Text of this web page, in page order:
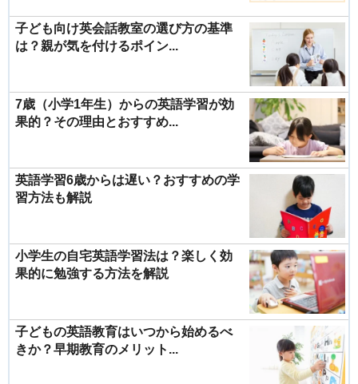
子ども向け英会話教室の選び方の基準
は？親が気を付けるポイン...
7歳（小学1年生）からの英語学習が効
果的？その理由とおすすめ...
英語学習6歳からは遅い？おすすめの学
習方法も解説
小学生の自宅英語学習法は？楽しく効
果的に勉強する方法を解説
子どもの英語教育はいつから始めるべ
きか？早期教育のメリット...